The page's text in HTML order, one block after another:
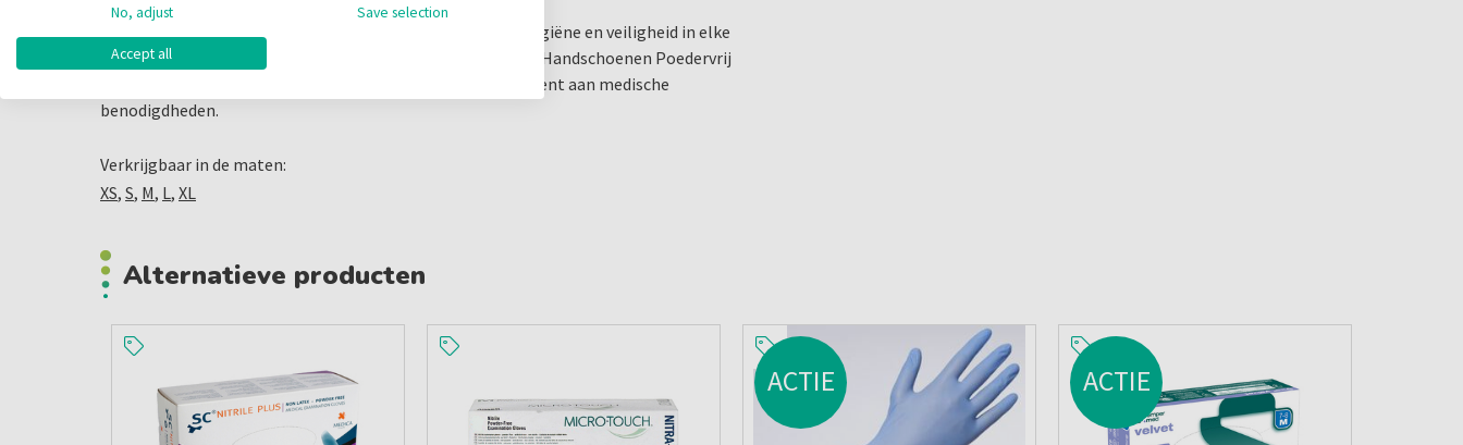
Deze handschoenen zijn een essentieel onderdeel van de hygiëne en veiligheid in elke
tandartspraktijk. Bezoek onze website om de Maxter Latex Handschoenen Poedervrij
te bestellen en ontdek meer over ons uitgebreide assortiment aan medische
benodigdheden.
Verkrijgbaar in de maten:
XS, S, M, L, XL
Alternatieve producten
ACTIE ACTIE
No, adjust Save selection
Accept all